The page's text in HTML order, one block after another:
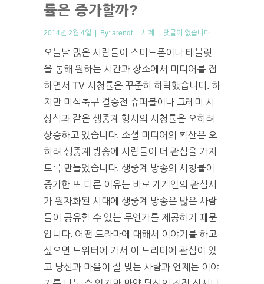
률은 증가할까?
2014년 2월 4일 | By: arendt | 세계 | 댓글이 없습니다
오늘날 많은 사람들이 스마트폰이나 태블릿
을 통해 원하는 시간과 장소에서 미디어를 접
하면서 TV 시청률은 꾸준히 하락했습니다. 하
지만 미식축구 결승전 슈퍼볼이나 그레미 시
상식과 같은 생중계 행사의 시청률은 오히려
상승하고 있습니다. 소셜 미디어의 확산은 오
히려 생중계 방송에 사람들이 더 관심을 가지
도록 만들었습니다. 생중계 방송의 시청률이
증가한 또 다른 이유는 바로 개개인의 관심사
가 원자화된 시대에 생중계 방송은 많은 사람
들이 공유할 수 있는 무언가를 제공하기 때문
입니다. 어떤 드라마에 대해서 이야기를 하고
싶으면 트위터에 가서 이 드라마에 관심이 있
고 당신과 마음이 잘 맞는 사람과 언제든 이야